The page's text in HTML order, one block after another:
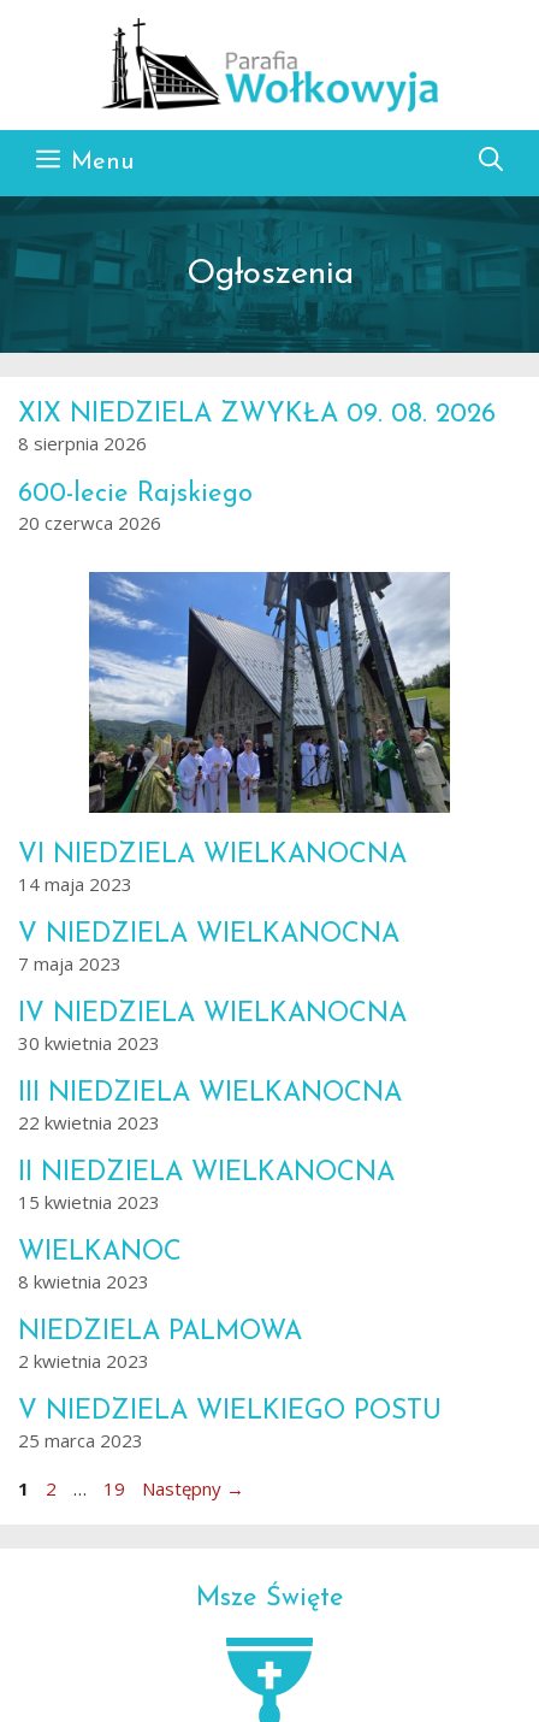
Menu
Ogłoszenia
XIX NIEDZIELA ZWYKŁA 09. 08. 2026
8 sierpnia 2026
600-lecie Rajskiego
20 czerwca 2026
VI NIEDZIELA WIELKANOCNA
14 maja 2023
V NIEDZIELA WIELKANOCNA
7 maja 2023
IV NIEDZIELA WIELKANOCNA
30 kwietnia 2023
III NIEDZIELA WIELKANOCNA
22 kwietnia 2023
II NIEDZIELA WIELKANOCNA
15 kwietnia 2023
WIELKANOC
8 kwietnia 2023
NIEDZIELA PALMOWA
2 kwietnia 2023
V NIEDZIELA WIELKIEGO POSTU
25 marca 2023
Strona
1 Strona
2 … Strona
19 Następny →
Msze Święte